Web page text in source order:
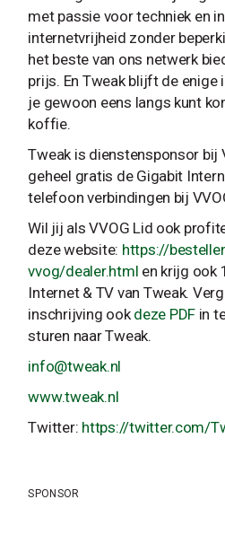
met passie voor techniek en
internetvrijheid zonder
het beste van ons netwerk
prijs. En Tweak blijft de
je gewoon eens langs kunt
koffie.
Tweak is dienstensponsor bij
geheel gratis de Gigabit
telefoon verbindingen bij
Wil jij als VVOG Lid ook
deze website: https://
vvog/dealer.html en krijg ook
Internet & TV van Tweak.
inschrijving ookdeze PDF in
sturen naar Tweak.
info@tweak.nl
www.tweak.nl
Twitter: https://twitter.com/
SPONSOR